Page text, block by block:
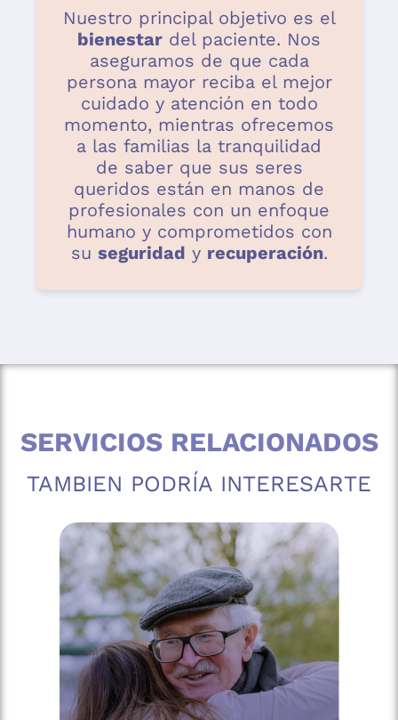
Nuestro principal objetivo es el
bienestar del paciente. Nos
aseguramos de que cada
persona mayor reciba el mejor
cuidado y atención en todo
momento, mientras ofrecemos
a las familias la tranquilidad
de saber que sus seres
queridos están en manos de
profesionales con un enfoque
humano y comprometidos con
su seguridad y recuperación.
SERVICIOS RELACIONADOS
TAMBIEN PODRÍA INTERESARTE